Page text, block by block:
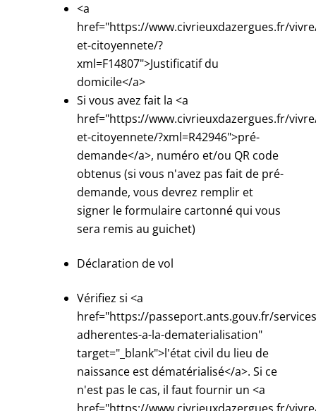
<a
href="https://www.civrieuxdazergues.fr/
et-citoyennete/?
xml=F14807">Justificatif du
domicile</a>
Si vous avez fait la <a
href="https://www.civrieuxdazergues.fr/
et-citoyennete/?xml=R42946">pré-
demande</a>, numéro et/ou QR code
obtenus (si vous n'avez pas fait de pré-
demande, vous devrez remplir et
signer le formulaire cartonné qui vous
sera remis au guichet)
Déclaration de vol
Vérifiez si <a
href="https://passeport.ants.gouv.fr/
adherentes-a-la-dematerialisation"
target="_blank">l'état civil du lieu de
naissance est dématérialisé</a>. Si ce
n'est pas le cas, il faut fournir un <a